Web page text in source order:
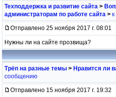
Техподдержка и развитие сайта >
администраторам по работе сайта >
Отправлено 25 ноября 2017 г. 08:01
Нужны ли на сайте прозвища?
Трёп на разные темы > Нравится ли
сообщению
Отправлено 15 ноября 2017 г. 19:32